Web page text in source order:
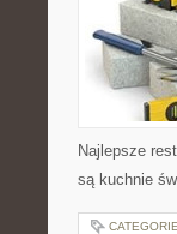
Najlepsze
są kuchnie